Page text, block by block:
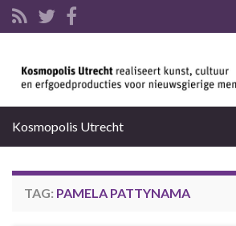
Kosmopolis Utrecht
TAG: PAMELA PATTYNAMA